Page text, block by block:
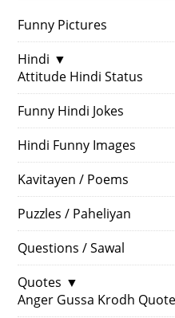
Funny Pictures
Hindi ▼
Attitude Hindi Status
Funny Hindi Jokes
Hindi Funny Images
Kavitayen / Poems
Puzzles / Paheliyan
Questions / Sawal
Quotes ▼
Anger Gussa Krodh